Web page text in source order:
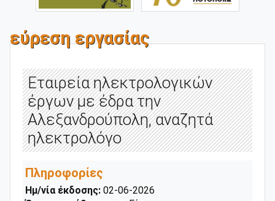
εύρεση εργασίας
Εταιρεία ηλεκτρολογικών
έργων με έδρα την
Αλεξανδρούπολη, αναζητά
ηλεκτρολόγο
Πληροφορίες
Ημ/νία έκδοσης: 02-06-2026